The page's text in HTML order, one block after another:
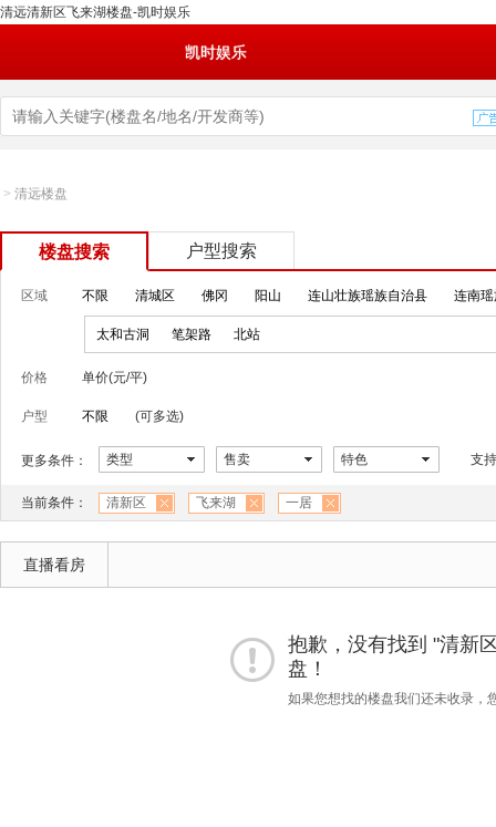
清远清新区飞来湖楼盘-凯时娱乐
凯时娱乐
> 清远楼盘
楼盘搜索 户型搜索
区域 不限 清城区 佛冈 阳山 连山壮族瑶族自治县 连南
太和古洞 笔架路 北站
价格 单价(元/平)
户型 不限 (可多选)
更多条件： 类型 售卖 特色 支
当前条件： 清新区 飞来湖 一居
直播看房
抱歉，没有找到 "清新
盘！
如果您想找的楼盘我们还未收录，